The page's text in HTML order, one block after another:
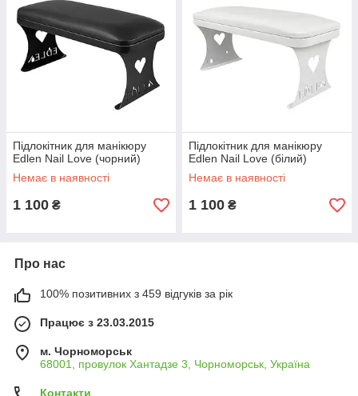
Підлокітник для манікюру
Edlen Nail Love (чорний)
Немає в наявності
1 100 ₴
Підлокітник для манікюру
Edlen Nail Love (білий)
Немає в наявності
1 100 ₴
Про нас
100% позитивних з 459 відгуків за рік
Працює з 23.03.2015
м. Чорноморськ
68001, провулок Хантадзе 3, Чорноморськ, Україна
Контакти